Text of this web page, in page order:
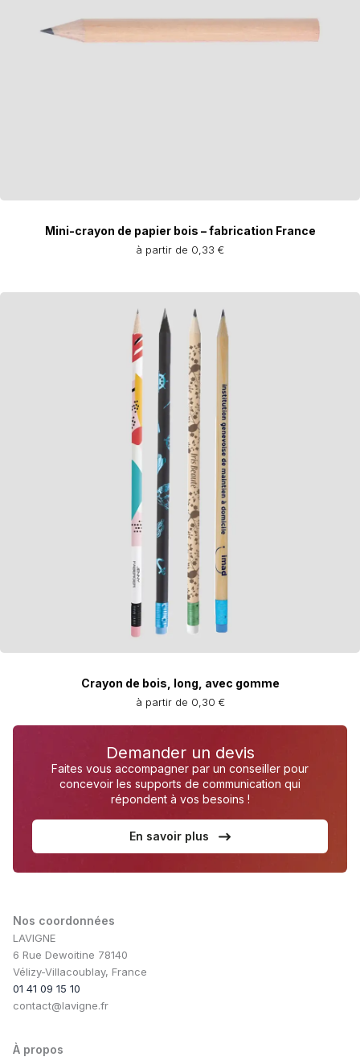
Mini-crayon de papier bois – fabrication France
à partir de 0,33 €
Crayon de bois, long, avec gomme
à partir de 0,30 €
Demander un devis
Faites vous accompagner par un conseiller pour
concevoir les supports de communication qui
répondent à vos besoins !
En savoir plus
Nos coordonnées
LAVIGNE
6 Rue Dewoitine 78140
Vélizy-Villacoublay, France
01 41 09 15 10
contact@lavigne.fr
À propos